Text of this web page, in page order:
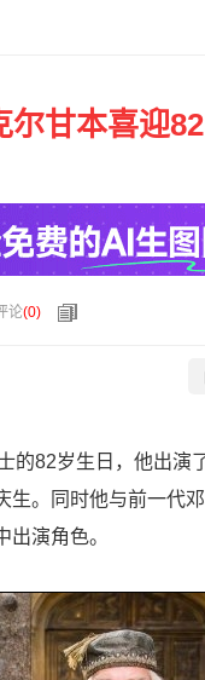
尔甘本喜迎
论(0)
的82岁生日，他出
。同时他与前一代
演角色。